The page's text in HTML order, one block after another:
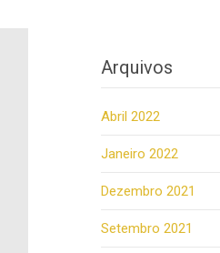
Arquivos
Abril 2022
Janeiro 2022
Dezembro 2021
Setembro 2021